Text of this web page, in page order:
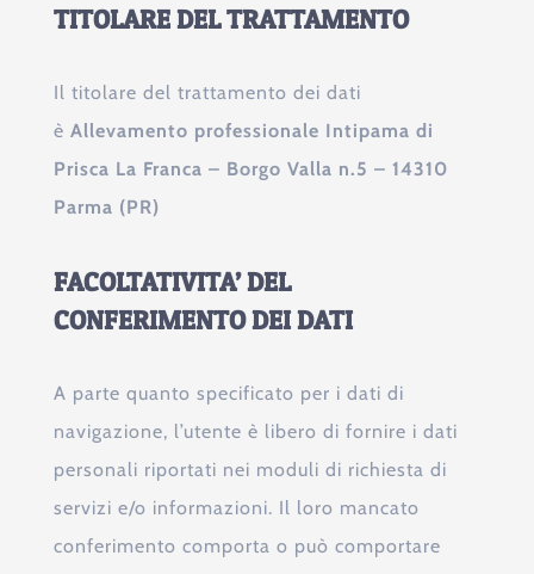
TITOLARE DEL TRATTAMENTO
Il titolare del trattamento dei dati
è Allevamento professionale Intipama di
Prisca La Franca – Borgo Valla n.5 – 14310
Parma (PR)
FACOLTATIVITA’ DEL
CONFERIMENTO DEI DATI
A parte quanto specificato per i dati di
navigazione, l’utente è libero di fornire i dati
personali riportati nei moduli di richiesta di
servizi e/o informazioni. Il loro mancato
conferimento comporta o può comportare